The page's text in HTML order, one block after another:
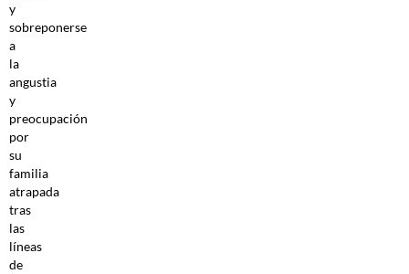
y
sobreponerse
a
la
angustia
y
preocupación
por
su
familia
atrapada
tras
las
líneas
de